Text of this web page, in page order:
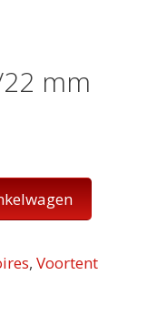
mm
, Voortent